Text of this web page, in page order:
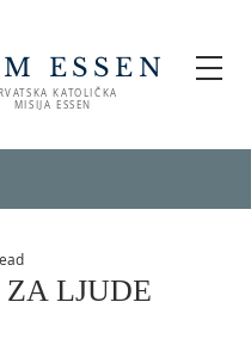
ESSEN
KATOLIČKA
MISIJA ESSEN
LJUDE